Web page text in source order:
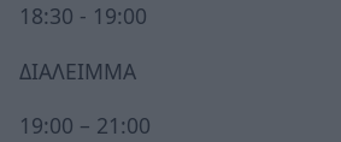
18:30 - 19:00
ΔΙΑΛΕΙΜΜΑ
19:00 – 21:00